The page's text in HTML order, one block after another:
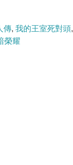
傳, 我的王室死對頭,
榮耀